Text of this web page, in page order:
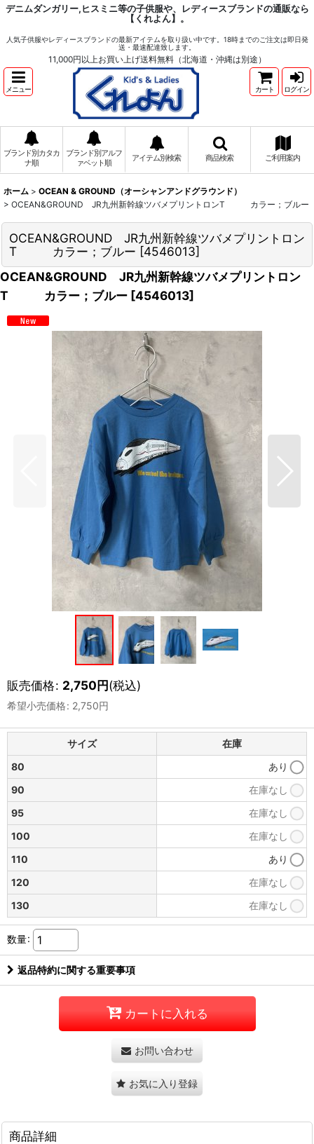
デニムダンガリー,ヒスミニ等の子供服や、レディースブランドの通販なら
【くれよん】。
人気子供服やレディースブランドの最新アイテムを取り扱い中です。18時までのご注文は即日発
送・最速配達致します。
11,000円以上お買い上げ送料無料（北海道・沖縄は別途）
メニュー カート ログイン
ブランド別カタカ
ナ順
ブランド別アルフ
ァベット順
アイテム別検索 商品検索 ご利用案内
ホーム > OCEAN & GROUND（オーシャンアンドグラウンド）
> OCEAN&GROUND JR九州新幹線ツバメプリントロンT カラー；ブルー
OCEAN&GROUND JR九州新幹線ツバメプリントロン
T カラー；ブルー [4546013]
OCEAN&GROUND JR九州新幹線ツバメプリントロン
T カラー；ブルー [4546013]
販売価格: 2,750円(税込)
希望小売価格: 2,750円
サイズ
在庫
80
あり
90
在庫なし
95
在庫なし
100
在庫なし
110
あり
120
在庫なし
130
在庫なし
数量:
返品特約に関する重要事項
カートに入れる
お問い合わせ
お気に入り登録
商品詳細